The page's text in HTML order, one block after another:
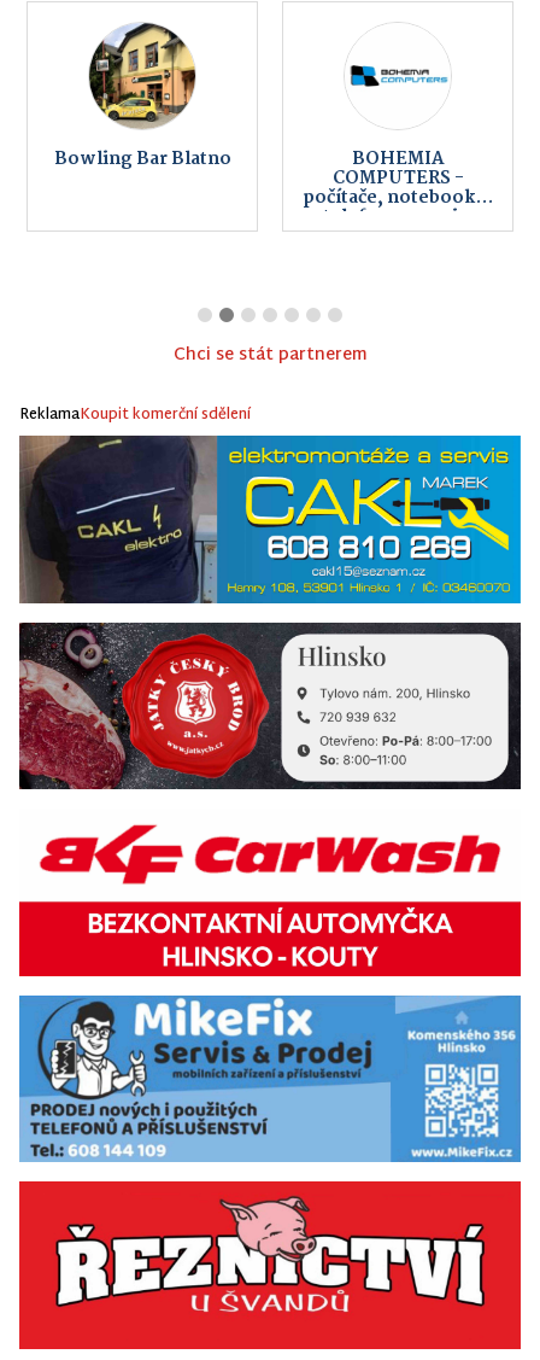
Bowling Bar Blatno BOHEMIA
COMPUTERS -
počítače, notebooky,
telefony, servis,
internet
Chci se stát partnerem
ReklamaKoupit komerční sdělení